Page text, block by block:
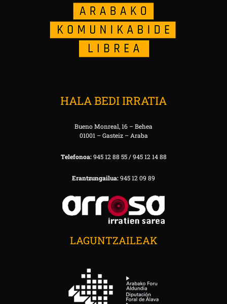
HALA BEDI IRRATIA
Bueno Monreal, 16 – Behea
01001 – Gasteiz – Araba
Telefonoa:945 12 88 55 / 945 12 14 88
Erantzungailua:945 12 09 89
LAGUNTZAILEAK